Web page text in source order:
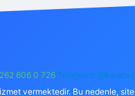
606 0 726 Telegram: @karabul
vermektedir. Bu nedenle,